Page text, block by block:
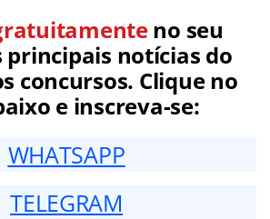
no seu
principais notícias do
concursos. Clique no
e inscreva-se:
WHATSAPP
TELEGRAM